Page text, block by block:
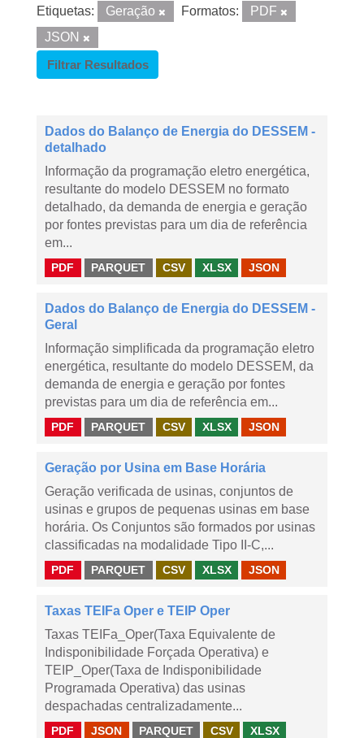
Etiquetas: Geração Formatos:
PDF
JSON
Filtrar Resultados
Dados do Balanço de Energia do DESSEM -
detalhado
Informação da programação eletro energética,
resultante do modelo DESSEM no formato
detalhado, da demanda de energia e geração
por fontes previstas para um dia de referência
em...
PDF PARQUET CSV XLSX JSON
Dados do Balanço de Energia do DESSEM -
Geral
Informação simplificada da programação eletro
energética, resultante do modelo DESSEM, da
demanda de energia e geração por fontes
previstas para um dia de referência em...
PDF PARQUET CSV XLSX JSON
Geração por Usina em Base Horária
Geração verificada de usinas, conjuntos de
usinas e grupos de pequenas usinas em base
horária. Os Conjuntos são formados por usinas
classificadas na modalidade Tipo II-C,...
PDF PARQUET CSV XLSX JSON
Taxas TEIFa Oper e TEIP Oper
Taxas TEIFa_Oper(Taxa Equivalente de
Indisponibilidade Forçada Operativa) e
TEIP_Oper(Taxa de Indisponibilidade
Programada Operativa) das usinas
despachadas centralizadamente...
PDF JSON PARQUET CSV XLSX